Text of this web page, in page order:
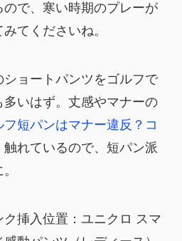
で、寒い時期のプレーが
てくださいね。
ョートパンツをゴルフで
いはず。丈感やマナーの
短パンはマナー違反？コ
触れているので、短パン派
ク挿入位置：ユニクロ スマ